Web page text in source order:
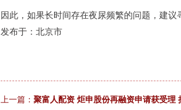
因此，如果长时间存在夜尿频繁的问题，建议
发布于：北京市
上一篇： 聚富人配资 炬申股份再融资申请获受理